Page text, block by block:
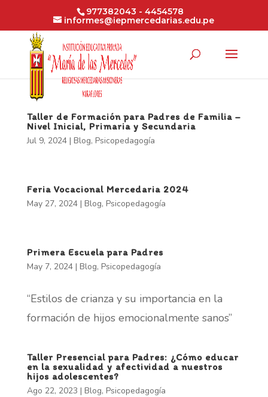
977382043 - 4454578
informes@iepmercedarias.edu.pe
Taller de Formación para Padres de Familia –
Nivel Inicial, Primaria y Secundaria
Jul 9, 2024| Blog, Psicopedagogía
Feria Vocacional Mercedaria 2024
May 27, 2024| Blog, Psicopedagogía
Primera Escuela para Padres
May 7, 2024| Blog, Psicopedagogía
“Estilos de crianza y su importancia en la
formación de hijos emocionalmente sanos”
Taller Presencial para Padres: ¿Cómo educar
en la sexualidad y afectividad a nuestros
hijos adolescentes?
Ago 22, 2023 | Blog, Psicopedagogía